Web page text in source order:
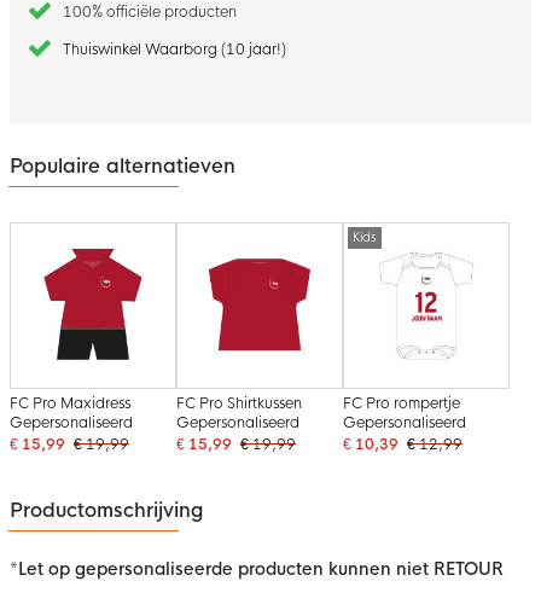
100% officiële producten
Thuiswinkel Waarborg (10 jaar!)
Populaire alternatieven
FC Pro Maxidress
Gepersonaliseerd
€ 15,99 € 19,99
FC Pro Shirtkussen
Gepersonaliseerd
€ 15,99 € 19,99
Kids
FC Pro rompertje
Gepersonaliseerd
€ 10,39 € 12,99
Productomschrijving
*Let op gepersonaliseerde producten kunnen niet RETOUR